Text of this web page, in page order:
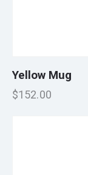
Yellow Mug
$152.00